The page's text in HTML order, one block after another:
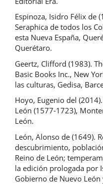
Espinoza, Isidro Félix de
Seraphica de todos los
esta Nueva España,
Querétaro.
Geertz, Clifford (1983).
Basic Books Inc., New
las culturas, Gedisa,
Hoyo, Eugenio del
León (1577-1723),
León.
León, Alonso de (1649).
descubrimiento,
Reino de León;
la edición prologada por
Gobierno de Nuevo